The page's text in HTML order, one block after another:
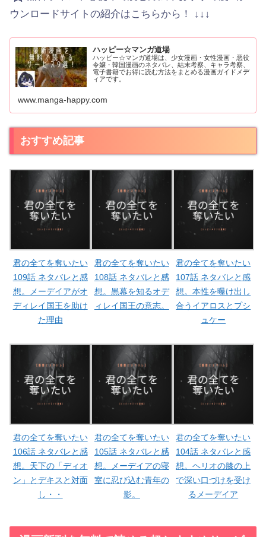
ウンロードサイトの紹介はこちらから！ ↓↓↓
ハッピー☆マンガ道場
ハッピー☆マンガ道場は、少女漫画・女性漫画・悪役
令嬢・韓国漫画のネタバレ、結末考察、キャラ考察、
電子書籍でお得に読む方法をまとめる漫画ガイドメデ
ィアです。
www.manga-happy.com
おすすめ記事
君の全てを奪いたい
109話 ネタバレと感
想。メーデイアがオ
ディレイ国王を助け
た理由
君の全てを奪いたい
108話 ネタバレと感
想。黒幕を知るオデ
ィレイ国王の意志。
君の全てを奪いたい
107話 ネタバレと感
想。本性を曝け出し
合うイアロスとプシ
ュケー
君の全てを奪いたい
106話 ネタバレと感
想。天下の「ディオ
ン」とデキスと対面
し・・
君の全てを奪いたい
105話 ネタバレと感
想。メーデイアの寝
室に忍び込む青年の
影。
君の全てを奪いたい
104話 ネタバレと感
想。ヘリオの膝の上
で深い口づけを受け
るメーデイア